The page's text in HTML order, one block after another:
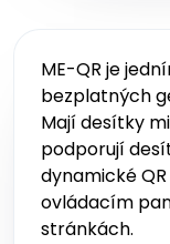
ME-QR je
bezplatných
Mají desítky
podporují
dynamické
ovládacím
stránkách.